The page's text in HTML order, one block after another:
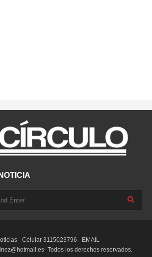
- Celular 3115023796 - EMAIL
Todos los derechos reservados.